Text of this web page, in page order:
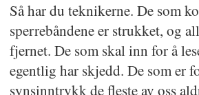
Så har du teknikerne. De som
sperrebåndene er strukket, og
fjernet. De som skal inn for å
egentlig har skjedd. De som er
synsinntrykk de fleste av oss